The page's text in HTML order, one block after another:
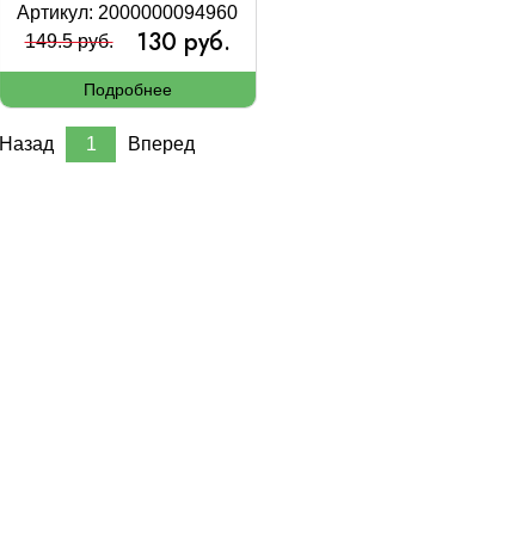
Артикул: 2000000094960
149.5 руб.
130 руб.
Подробнее
Назад 1 Вперед